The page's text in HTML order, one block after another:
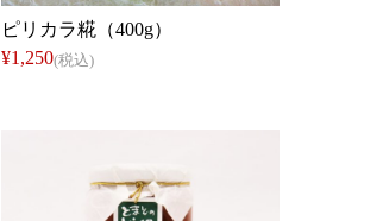
ピリカラ糀（400g）
¥1,250(税込)